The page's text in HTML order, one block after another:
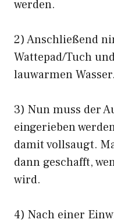
werden.
2) Anschließend
Wattepad/Tuch
lauwarmen Wasser.
3) Nun muss der
eingerieben
damit vollsaugt.
dann geschafft,
wird.
4) Nach einer